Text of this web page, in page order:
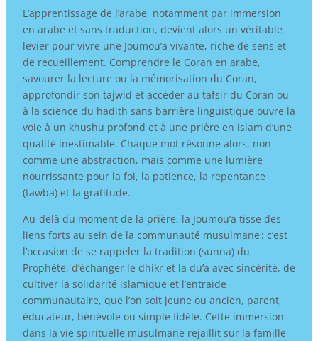
L’apprentissage de l’arabe, notamment par immersion
en arabe et sans traduction, devient alors un véritable
levier pour vivre une Joumou’a vivante, riche de sens et
de recueillement. Comprendre le Coran en arabe,
savourer la lecture ou la mémorisation du Coran,
approfondir son tajwid et accéder au tafsir du Coran ou
à la science du hadith sans barrière linguistique ouvre la
voie à un khushu profond et à une prière en islam d’une
qualité inestimable. Chaque mot résonne alors, non
comme une abstraction, mais comme une lumière
nourrissante pour la foi, la patience, la repentance
(tawba) et la gratitude.
Au-delà du moment de la prière, la Joumou’a tisse des
liens forts au sein de la communauté musulmane : c’est
l’occasion de se rappeler la tradition (sunna) du
Prophète, d’échanger le dhikr et la du’a avec sincérité, de
cultiver la solidarité islamique et l’entraide
communautaire, que l’on soit jeune ou ancien, parent,
éducateur, bénévole ou simple fidèle. Cette immersion
dans la vie spirituelle musulmane rejaillit sur la famille